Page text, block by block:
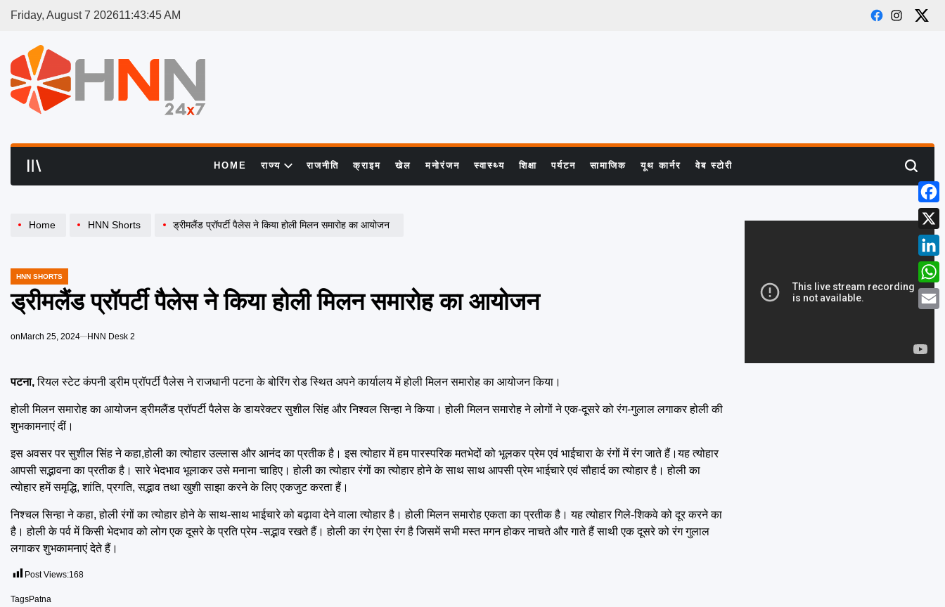
Friday, August 7 202611:43:45AM
Facebook
Instagram
X
HOME राज्य राजनीति क्राइम खेल मनोरंजन स्वास्थ्य शिक्षा पर्यटन सामाजिक यूथ कार्नर वेब स्टोरी Search
Home HNN Shorts ड्रीमलैंड प्रॉपर्टी पैलेस ने किया होली मिलन समारोह का आयोजन
POSTED
HNN SHORTS
ड्रीमलैंड प्रॉपर्टी पैलेस ने किया होली मिलन समारोह का आयोजन
onMarch 25, 2024 HNN Desk 2
पटना,रियल स्टेट कंपनी ड्रीम प्रॉपर्टी पैलेस ने राजधानी पटना के बोरिंग रोड स्थित अपने कार्यालय में होली मिलन समारोह का आयोजन किया।
होली मिलन समारोह का आयोजन ड्रीमलैंड प्रॉपर्टी पैलेस के डायरेक्टर सुशील सिंह और निश्वल सिन्हा ने किया। होली मिलन समारोह ने लोगों ने एक-दूसरे को रंग-गुलाल लगाकर होली की
शुभकामनाएं दीं।
इस अवसर पर सुशील सिंह ने कहा,होली का त्योहार उल्लास और आनंद का प्रतीक है। इस त्योहार में हम पारस्परिक मतभेदों को भूलकर प्रेम एवं भाईचारा के रंगों में रंग जाते हैं।यह त्योहार
आपसी सद्भावना का प्रतीक है। सारे भेदभाव भूलाकर उसे मनाना चाहिए। होली का त्योहार रंगों का त्योहार होने के साथ साथ आपसी प्रेम भाईचारे एवं सौहार्द का त्योहार है। होली का
त्योहार हमें समृद्धि, शांति, प्रगति, सद्भाव तथा खुशी साझा करने के लिए एकजुट करता हैं।
निश्चल सिन्हा ने कहा, होली रंगों का त्योहार होने के साथ-साथ भाईचारे को बढ़ावा देने वाला त्योहार है। होली मिलन समारोह एकता का प्रतीक है। यह त्योहार गिले-शिकवे को दूर करने का
है। होली के पर्व में किसी भेदभाव को लोग एक दूसरे के प्रति प्रेम -सद्भाव रखते हैं। होली का रंग ऐसा रंग है जिसमें सभी मस्त मगन होकर नाचते और गाते हैं साथी एक दूसरे को रंग गुलाल
लगाकर शुभकामनाएं देते हैं।
Post Views:168
TagsPatna
X